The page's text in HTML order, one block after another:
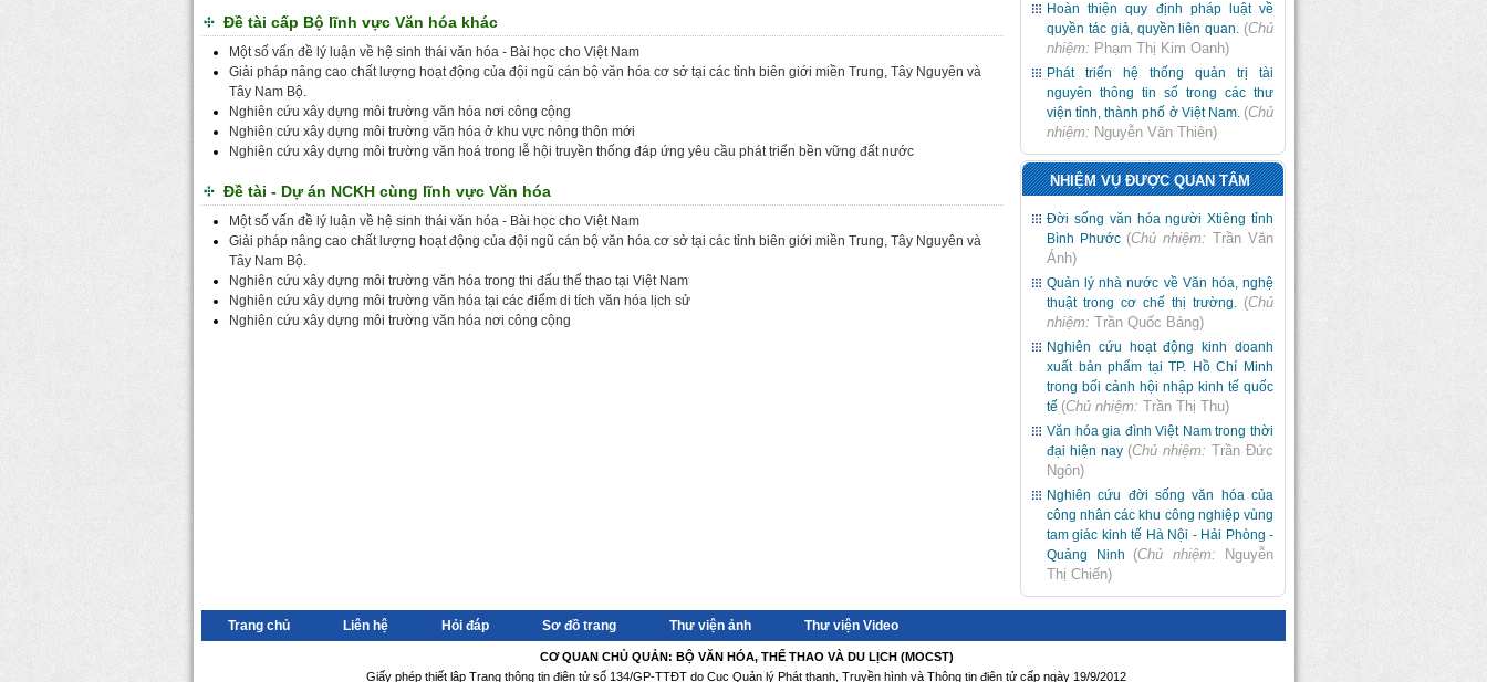
Đề tài cấp Bộ lĩnh vực Văn hóa khác
Một số vấn đề lý luận về hệ sinh thái văn hóa - Bài học cho Việt Nam
Giải pháp nâng cao chất lượng hoạt động của đội ngũ cán bộ văn hóa cơ sở tại các tỉnh biên giới miền Trung, Tây Nguyên và
Tây Nam Bộ.
Nghiên cứu xây dựng môi trường văn hóa nơi công cộng
Nghiên cứu xây dựng môi trường văn hóa ở khu vực nông thôn mới
Nghiên cứu xây dựng môi trường văn hoá trong lễ hội truyền thống đáp ứng yêu cầu phát triển bền vững đất nước
Đề tài - Dự án NCKH cùng lĩnh vực Văn hóa
Một số vấn đề lý luận về hệ sinh thái văn hóa - Bài học cho Việt Nam
Giải pháp nâng cao chất lượng hoạt động của đội ngũ cán bộ văn hóa cơ sở tại các tỉnh biên giới miền Trung, Tây Nguyên và
Tây Nam Bộ.
Nghiên cứu xây dựng môi trường văn hóa trong thi đấu thể thao tại Việt Nam
Nghiên cứu xây dựng môi trường văn hóa tại các điểm di tích văn hóa lịch sử
Nghiên cứu xây dựng môi trường văn hóa nơi công cộng
Hoàn thiện quy định pháp luật về
quyền tác giả, quyền liên quan. (Chủ
nhiệm: Phạm Thị Kim Oanh)
Phát triển hệ thống quản trị tài
nguyên thông tin số trong các thư
viện tỉnh, thành phố ở Việt Nam. (Chủ
nhiệm: Nguyễn Văn Thiên)
NHIỆM VỤ ĐƯỢC QUAN TÂM
Đời sống văn hóa người Xtiêng tỉnh
Bình Phước (Chủ nhiệm: Trần Văn
Ánh)
Quản lý nhà nước về Văn hóa, nghệ
thuật trong cơ chế thị trường. (Chủ
nhiệm: Trần Quốc Bảng)
Nghiên cứu hoạt động kinh doanh
xuất bản phẩm tại TP. Hồ Chí Minh
trong bối cảnh hội nhập kinh tế quốc
tế (Chủ nhiệm: Trần Thị Thu)
Văn hóa gia đình Việt Nam trong thời
đại hiện nay (Chủ nhiệm: Trần Đức
Ngôn)
Nghiên cứu đời sống văn hóa của
công nhân các khu công nghiệp vùng
tam giác kinh tế Hà Nội - Hải Phòng -
Quảng Ninh
(Chủ nhiệm:
Nguyễn
Thị Chiến)
Trang chủ Liên hệ Hỏi đáp Sơ đồ trang Thư viện ảnh Thư viện Video
CƠ QUAN CHỦ QUẢN: BỘ VĂN HÓA, THỂ THAO VÀ DU LỊCH (MOCST)
Giấy phép thiết lập Trang thông tin điện tử số 134/GP-TTĐT do Cục Quản lý Phát thanh, Truyền hình và Thông tin điện tử cấp ngày 19/9/2012